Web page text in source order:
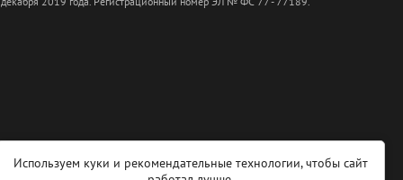
Используем куки и рекомендательные технологии, чтобы сайт